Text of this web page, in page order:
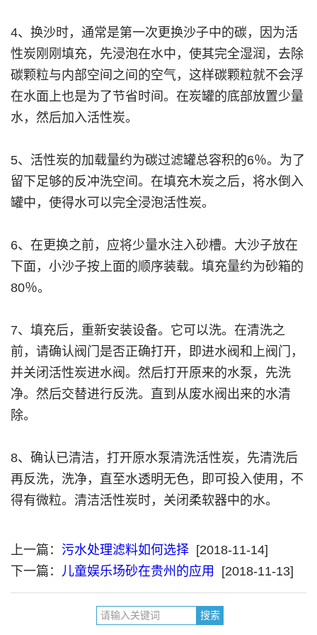
4、换沙时，通常是第一次更换沙子中的碳，因为活
性炭刚刚填充，先浸泡在水中，使其完全湿润，去除
碳颗粒与内部空间之间的空气，这样碳颗粒就不会浮
在水面上也是为了节省时间。在炭罐的底部放置少量
水，然后加入活性炭。
5、活性炭的加载量约为碳过滤罐总容积的6％。为了
留下足够的反冲洗空间。在填充木炭之后，将水倒入
罐中，使得水可以完全浸泡活性炭。
6、在更换之前，应将少量水注入砂槽。大沙子放在
下面，小沙子按上面的顺序装载。填充量约为砂箱的
80％。
7、填充后，重新安装设备。它可以洗。在清洗之
前，请确认阀门是否正确打开，即进水阀和上阀门，
并关闭活性炭进水阀。然后打开原来的水泵，先洗
净。然后交替进行反洗。直到从废水阀出来的水清
除。
8、确认已清洁，打开原水泵清洗活性炭，先清洗后
再反洗，洗净，直至水透明无色，即可投入使用，不
得有微粒。清洁活性炭时，关闭柔软器中的水。
上一篇： 污水处理滤料如何选择
[2018-11-14]
下一篇： 儿童娱乐场砂在贵州的应用 [2018-11-13]